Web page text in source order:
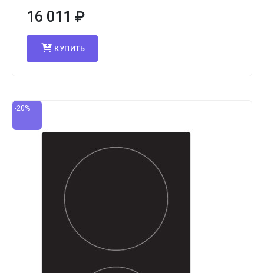
16 011 ₽
КУПИТЬ
-20%